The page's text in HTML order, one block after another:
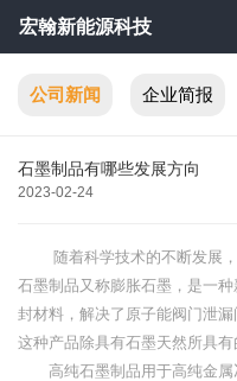
宏翰新能源科技
公司新闻 企业简报
石墨制品有哪些发展方向
2023-02-24
随着科学技术的不断发展
石墨制品又称膨胀石墨，是一
封材料，解决了原子能阀门泄
这种产品除具有石墨天然所具
高纯石墨制品用于高纯金